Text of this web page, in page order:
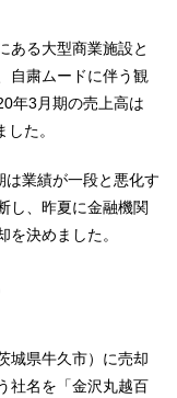
ある大型商業施設と
自粛ムードに伴う観
年3月期の売上高は
た。
業績が一段と悪化す
し、昨夏に金融機関
決めました。
城県牛久市）に売却
社名を「金沢丸越百